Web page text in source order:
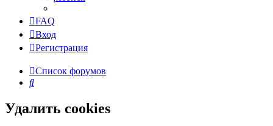
FAQ
Вход
Регистрация
Список форумов
Поиск
Удалить cookies